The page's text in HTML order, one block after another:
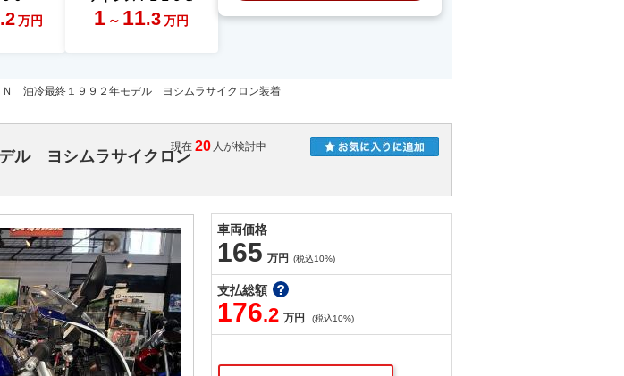
.2 万円 1 ～ 11.3 万円
Ｎ 油冷最終１９９２年モデル ヨシムラサイクロン装着
現在 20 人が検討中
ル ヨシムラサイクロン
車両価格
165 万円 (税込10%)
支払総額
176.2 万円 (税込10%)